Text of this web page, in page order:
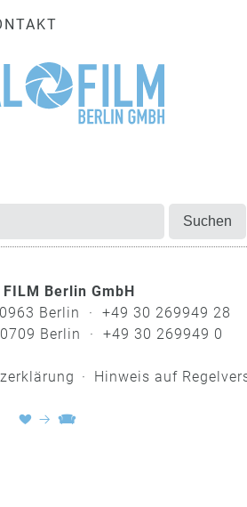
FILM Berlin GmbH
Berlin · +49 30 269949 28
Berlin · +49 30 269949 0
Hinweis auf
♥ → 